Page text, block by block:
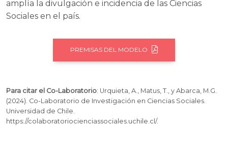
amplía la divulgación e incidencia de las Ciencias
Sociales en el país.
PREMISAS DEL MODELO
Para citar el Co-Laboratorio: Urquieta, A., Matus, T., y Abarca, M.G.
(2024). Co-Laboratorio de Investigación en Ciencias Sociales.
Universidad de Chile.
https://colaboratoriocienciassociales.uchile.cl/.